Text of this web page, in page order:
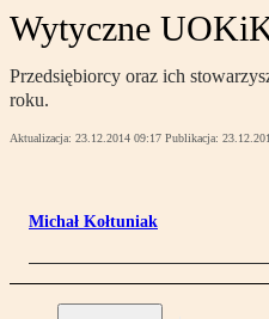
Wytyczne
Przedsiębiorcy oraz ich
roku.
Aktualizacja: 23.12.2014 09:17 Publikacja:
Michał Kołtuniak